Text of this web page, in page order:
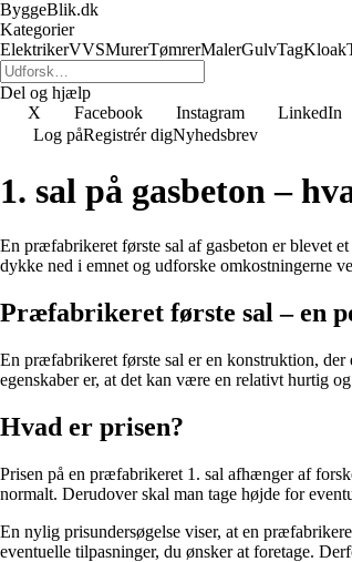
ByggeBlik.dk
Kategorier
ElektrikerVVSMurerTømrerMalerGulvTagKloak
Del og hjælp
X
Facebook Instagram LinkedIn
Log påRegistrér digNyhedsbrev
1. sal på gasbeton –
En præfabrikeret første sal af gasbeton er blevet
dykke ned i emnet og udforske omkostningerne
Præfabrikeret første sal – en
En præfabrikeret første sal er en konstruktion, der
egenskaber er, at det kan være en relativt hurtig
Hvad er prisen?
Prisen på en præfabrikeret 1. sal afhænger af
normalt. Derudover skal man tage højde for
En nylig prisundersøgelse viser, at en
eventuelle tilpasninger, du ønsker at foretage.